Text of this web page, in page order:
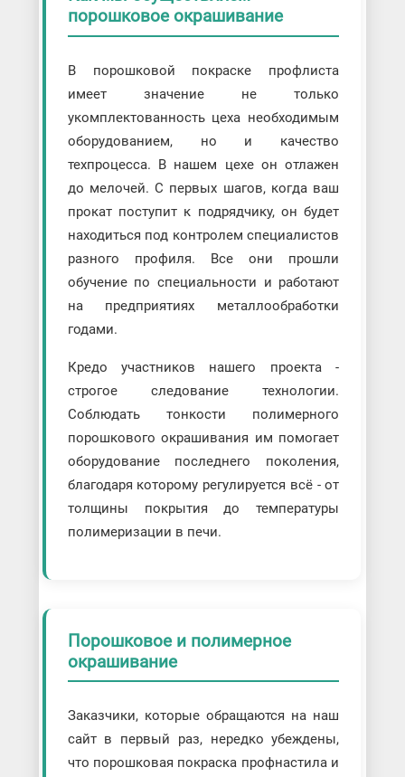
порошковое окрашивание
В порошковой покраске профлиста
имеет значение не только
укомплектованность цеха необходимым
оборудованием, но и качество
техпроцесса. В нашем цехе он отлажен
до мелочей. С первых шагов, когда ваш
прокат поступит к подрядчику, он будет
находиться под контролем специалистов
разного профиля. Все они прошли
обучение по специальности и работают
на предприятиях металлообработки
годами.
Кредо участников нашего проекта -
строгое следование технологии.
Соблюдать тонкости полимерного
порошкового окрашивания им помогает
оборудование последнего поколения,
благодаря которому регулируется всё - от
толщины покрытия до температуры
полимеризации в печи.
Порошковое и полимерное
окрашивание
Заказчики, которые обращаются на наш
сайт в первый раз, нередко убеждены,
что порошковая покраска профнастила и